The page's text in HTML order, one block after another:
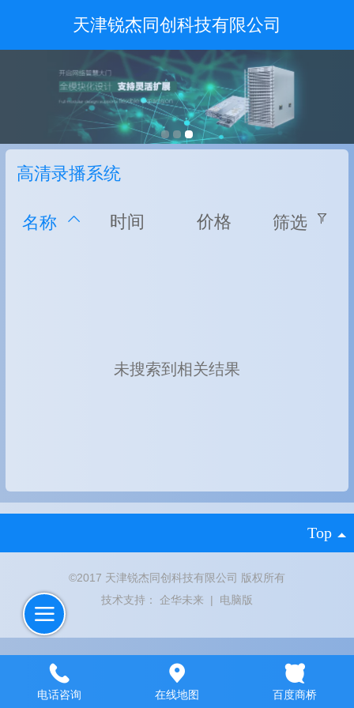
天津锐杰同创科技有限公司
高清录播系统
名称 时间 价格 筛选
未搜索到相关结果
Top
©2017 天津锐杰同创科技有限公司 版权所有
技术支持： 企华未来 | 电脑版
电话咨询 在线地图 百度商桥